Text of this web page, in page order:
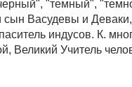
"темный",
сын Васудевы и
индусов. К.
Великий Учитель